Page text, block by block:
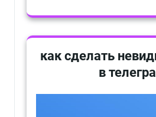
как сделать
в